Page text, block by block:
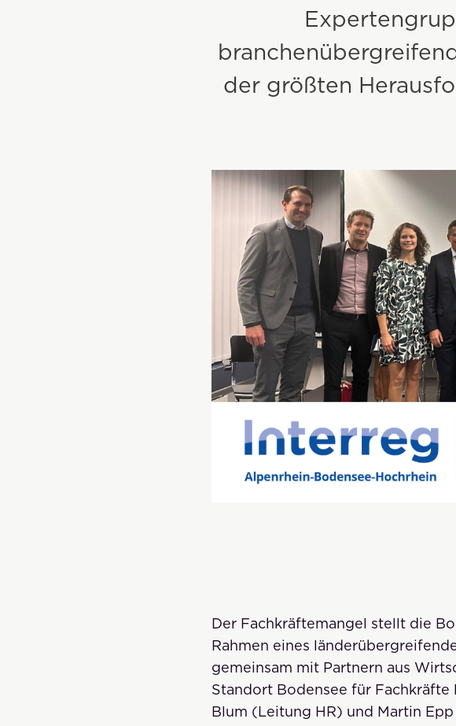
der größten
Der Fachkräftemangel stellt die
Rahmen eines
gemeinsam mit Partnern aus
Standort Bodensee für
Blum (Leitung HR) und Martin